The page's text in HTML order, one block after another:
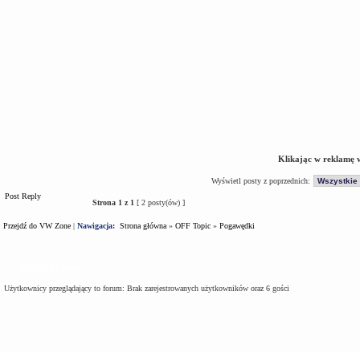
Klikając w reklamę
Wyświetl posty z poprzednich:
Post Reply
Strona 1 z 1 [ 2 posty(ów) ]
Przejdź do VW Zone | Nawigacja: Strona główna » OFF Topic » Pogawędki
Użytkownicy przeglądający to forum: Brak zarejestrowanych użytkowników oraz 6 gości